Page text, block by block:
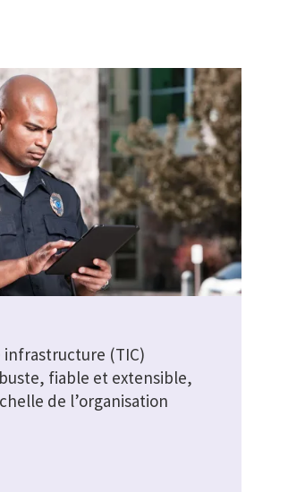
infrastructure (TIC)
fiable et extensible,
de l’organisation